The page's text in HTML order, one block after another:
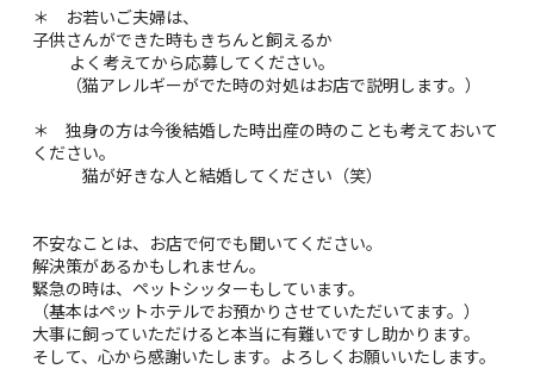
＊ お若いご夫婦は、
子供さんができた時もきちんと飼えるか
よく考えてから応募してください。
（猫アレルギーがでた時の対処はお店で説明します。）
＊ 独身の方は今後結婚した時出産の時のことも考えておいて
ください。
猫が好きな人と結婚してください（笑）
不安なことは、お店で何でも聞いてください。
解決策があるかもしれません。
緊急の時は、ペットシッターもしています。
（基本はペットホテルでお預かりさせていただいてます。）
大事に飼っていただけると本当に有難いですし助かります。
そして、心から感謝いたします。よろしくお願いいたします。